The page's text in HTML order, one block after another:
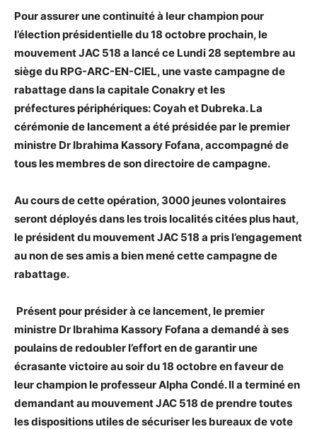
Pour assurer une continuité à leur champion pour
l’élection présidentielle du 18 octobre prochain, le
mouvement JAC 518 a lancé ce Lundi 28 septembre au
siège du RPG-ARC-EN-CIEL, une vaste campagne de
rabattage dans la capitale Conakry et les
préfectures périphériques: Coyah et Dubreka. La
cérémonie de lancement a été présidée par le premier
ministre Dr Ibrahima Kassory Fofana, accompagné de
tous les membres de son directoire de campagne.
Au cours de cette opération, 3000 jeunes volontaires
seront déployés dans les trois localités citées plus haut,
le président du mouvement JAC 518 a pris l’engagement
au non de ses amis a bien mené cette campagne de
rabattage.
Présent pour présider à ce lancement, le premier
ministre Dr Ibrahima Kassory Fofana a demandé à ses
poulains de redoubler l’effort en de garantir une
écrasante victoire au soir du 18 octobre en faveur de
leur champion le professeur Alpha Condé. Il a terminé en
demandant au mouvement JAC 518 de prendre toutes
les dispositions utiles de sécuriser les bureaux de vote